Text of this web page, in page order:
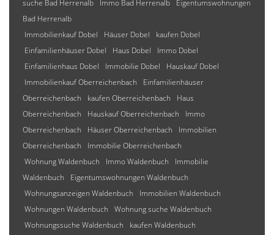
suche Bad Herrenalb
Immo Bad Herrenalb
Eigentumswohnungen
Bad Herrenalb
Immobilienkauf Dobel
Häuser Dobel
kaufen Dobel
Einfamilienhäuser Dobel
Haus Dobel
Immo Dobel
Einfamilienhaus Dobel
Immobilie Dobel
Hauskauf Dobel
Immobilienkauf Oberreichenbach
Einfamilienhäuser
Oberreichenbach
kaufen Oberreichenbach
Haus
Oberreichenbach
Hauskauf Oberreichenbach
Immo
Oberreichenbach
Häuser Oberreichenbach
Immobilien
Oberreichenbach
Immobilie Oberreichenbach
Wohnung Waldenbuch
Immo Waldenbuch
Immobilie
Waldenbuch
Eigentumswohnungen Waldenbuch
Wohnungsanzeigen Waldenbuch
Immobilien Waldenbuch
Wohnungen Waldenbuch
Wohnung suche Waldenbuch
Wohnungssuche Waldenbuch
kaufen Waldenbuch